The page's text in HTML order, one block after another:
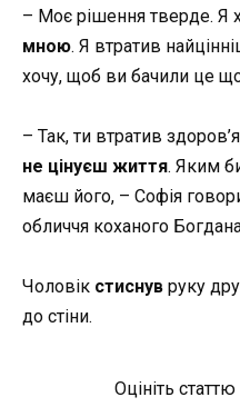
– Моє рішення тверде. Я
мною. Я втратив
хочу, щоб ви бачили це
– Так, ти втратив
не цінуєш життя. Яким
маєш його, – Софія
обличчя коханого
Чоловік стиснув руку
до стіни.
Оцініть статтю